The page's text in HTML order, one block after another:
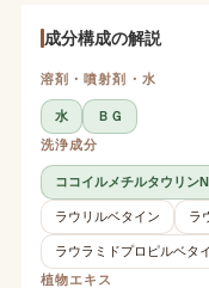
成分構成の解説
溶剤・噴射剤・水
水
ＢＧ
洗浄成分
ココイルメチルタウリン
ラウリルベタイン ラ
ラウラミドプロピルベタ
植物エキス